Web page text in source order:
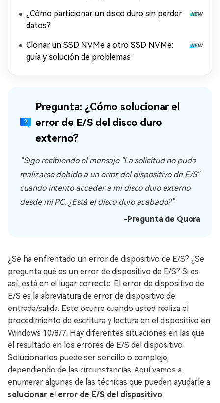
¿Cómo particionar un disco duro sin perder
datos?
Clonar un SSD NVMe a otro SSD NVMe:
guía y solución de problemas
Pregunta: ¿Cómo solucionar el
error de E/S del disco duro
externo?
“Sigo recibiendo el mensaje "La solicitud no pudo
realizarse debido a un error del dispositivo de E/S"
cuando intento acceder a mi disco duro externo
desde mi PC. ¿Está el disco duro acabado?”
-Pregunta de Quora
¿Se ha enfrentado un error de dispositivo de E/S? ¿Se
pregunta qué es un error de dispositivo de E/S? Si es
así, está en el lugar correcto. El error de dispositivo de
E/S es la abreviatura de error de dispositivo de
entrada/salida. Esto ocurre cuando usted realiza el
procedimiento de escritura y lectura en el dispositivo en
Windows 10/8/7. Hay diferentes situaciones en las que
el resultado en los errores de E/S del dispositivo.
Solucionarlos puede ser sencillo o complejo,
dependiendo de las circunstancias. Aquí vamos a
enumerar algunas de las técnicas que pueden ayudarle a
solucionar el error de E/S del dispositivo .